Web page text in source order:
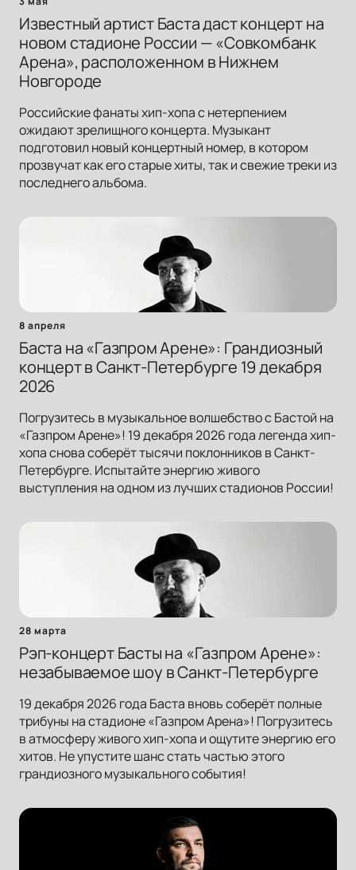
Известный артист Баста даст концерт на
новом стадионе России — «Совкомбанк
Арена», расположенном в Нижнем
Новгороде
Российские фанаты хип-хопа с нетерпением
ожидают зрелищного концерта. Музыкант
подготовил новый концертный номер, в котором
прозвучат как его старые хиты, так и свежие треки из
последнего альбома.
8 апреля
Баста на «Газпром Арене»: Грандиозный
концерт в Санкт-Петербурге 19 декабря
2026
Погрузитесь в музыкальное волшебство с Бастой на
«Газпром Арене»! 19 декабря 2026 года легенда хип-
хопа снова соберёт тысячи поклонников в Санкт-
Петербурге. Испытайте энергию живого
выступления на одном из лучших стадионов России!
28 марта
Рэп-концерт Басты на «Газпром Арене»:
незабываемое шоу в Санкт-Петербурге
19 декабря 2026 года Баста вновь соберёт полные
трибуны на стадионе «Газпром Арена»! Погрузитесь
в атмосферу живого хип-хопа и ощутите энергию его
хитов. Не упустите шанс стать частью этого
грандиозного музыкального события!